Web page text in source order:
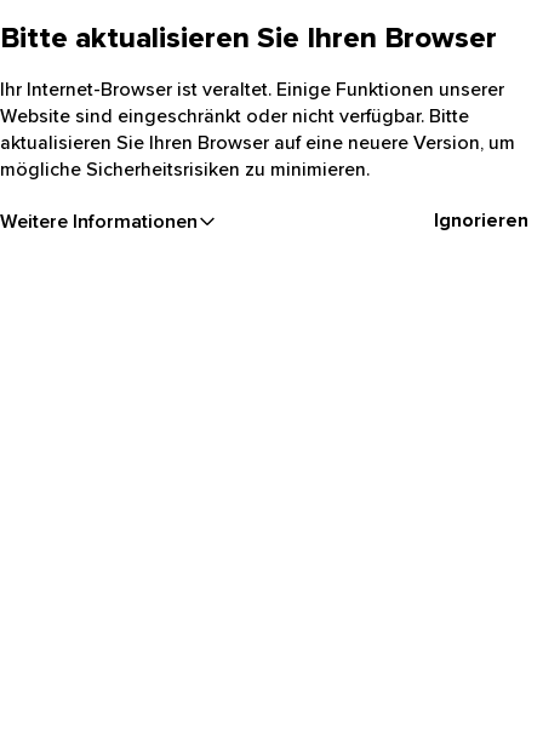
Bitte aktualisieren Sie Ihren Browser
Ihr Internet-Browser ist veraltet. Einige Funktionen unserer
Website sind eingeschränkt oder nicht verfügbar. Bitte
aktualisieren Sie Ihren Browser auf eine neuere Version, um
mögliche Sicherheitsrisiken zu minimieren.
Weitere Informationen Ignorieren